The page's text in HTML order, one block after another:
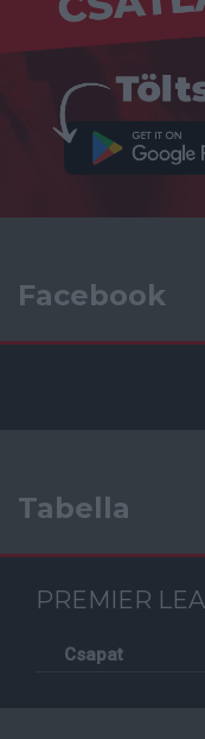
Facebook
Tabella
PREMIER
Csapat